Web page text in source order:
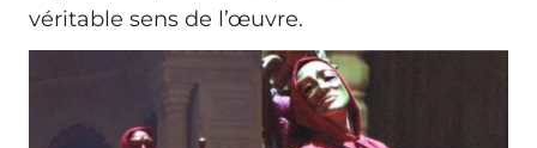
véritable sens de l’œuvre.